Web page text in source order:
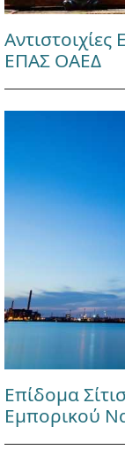
ΕΠΑΣ ΟΑΕΔ
Επίδομα
Εμπορικού